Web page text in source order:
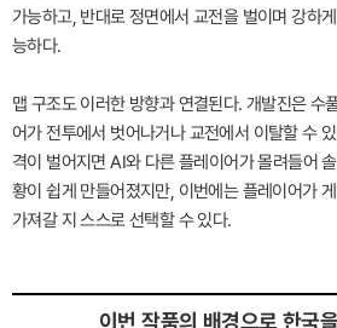
가능하고, 반대로 정면에서 교전을 벌이며 강하
능하다.
맵 구조도 이러한 방향과 연결된다. 개발진은 수
어가 전투에서 벗어나거나 교전에서 이탈할 수
격이 벌어지면 AI와 다른 플레이어가 몰려들어
황이 쉽게 만들어졌지만, 이번에는 플레이어가
가져갈 지 스스로 선택할 수 있다.
이번 작품의 배경으로 한국